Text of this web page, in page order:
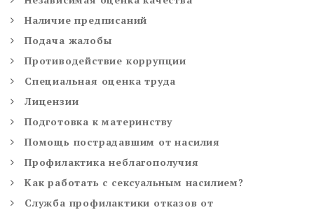
Наличие предписаний
Подача жалобы
Противодействие коррупции
Специальная оценка труда
Лицензии
Подготовка к материнству
Помощь пострадавшим от насилия
Профилактика неблагополучия
Как работать с сексуальным насилием?
Служба профилактики отказов от